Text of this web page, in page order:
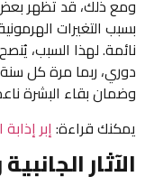
ومع ذلك، قد تظهر
بسبب التغيرات
نائمة. لهذا السبب،
دوري، ربما مرة كل سنة
وضمان بقاء البشرة
يمكنك قراءة:إبر
الآثار